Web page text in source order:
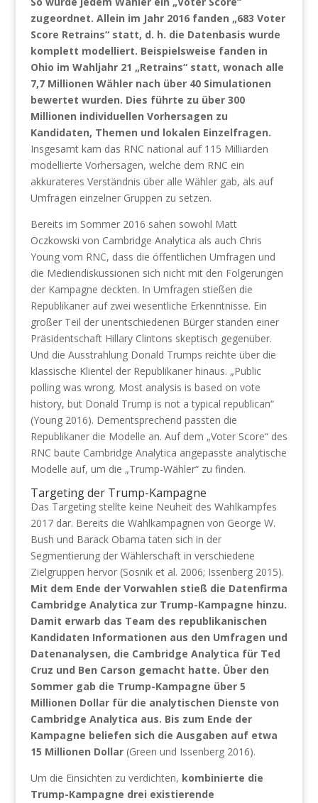
zugeordnet. Allein im Jahr 2016 fanden „683 Voter
Score Retrains“ statt, d. h. die Datenbasis wurde
komplett modelliert. Beispielsweise fanden in
Ohio im Wahljahr 21 „Retrains“ statt, wonach alle
7,7 Millionen Wähler nach über 40 Simulationen
bewertet wurden. Dies führte zu über 300
Millionen individuellen Vorhersagen zu
Kandidaten, Themen und lokalen Einzelfragen.
Insgesamt kam das RNC national auf 115 Milliarden
modellierte Vorhersagen, welche dem RNC ein
akkurateres Verständnis über alle Wähler gab, als auf
Umfragen einzelner Gruppen zu setzen.
Bereits im Sommer 2016 sahen sowohl Matt
Oczkowski von Cambridge Analytica als auch Chris
Young vom RNC, dass die öffentlichen Umfragen und
die Mediendiskussionen sich nicht mit den Folgerungen
der Kampagne deckten. In Umfragen stießen die
Republikaner auf zwei wesentliche Erkenntnisse. Ein
großer Teil der unentschiedenen Bürger standen einer
Präsidentschaft Hillary Clintons skeptisch gegenüber.
Und die Ausstrahlung Donald Trumps reichte über die
klassische Klientel der Republikaner hinaus. „Public
polling was wrong. Most analysis is based on vote
history, but Donald Trump is not a typical republican“
(Young 2016). Dementsprechend passten die
Republikaner die Modelle an. Auf dem „Voter Score“ des
RNC baute Cambridge Analytica angepasste analytische
Modelle auf, um die „Trump-Wähler“ zu finden.
Targeting der Trump-Kampagne
Das Targeting stellte keine Neuheit des Wahlkampfes
2017 dar. Bereits die Wahlkampagnen von George W.
Bush und Barack Obama taten sich in der
Segmentierung der Wählerschaft in verschiedene
Zielgruppen hervor (Sosnik et al. 2006; Issenberg 2015).
Mit dem Ende der Vorwahlen stieß die Datenfirma
Cambridge Analytica zur Trump-Kampagne hinzu.
Damit erwarb das Team des republikanischen
Kandidaten Informationen aus den Umfragen und
Datenanalysen, die Cambridge Analytica für Ted
Cruz und Ben Carson gemacht hatte. Über den
Sommer gab die Trump-Kampagne über 5
Millionen Dollar für die analytischen Dienste von
Cambridge Analytica aus. Bis zum Ende der
Kampagne beliefen sich die Ausgaben auf etwa
15 Millionen Dollar(Green und Issenberg 2016).
Um die Einsichten zu verdichten, kombinierte die
Trump-Kampagne drei existierende